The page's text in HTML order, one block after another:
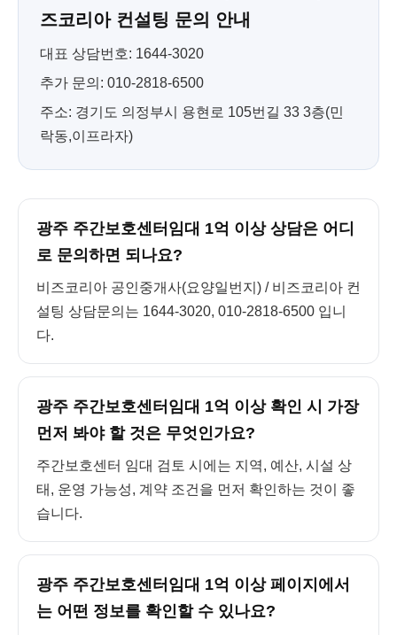
즈코리아 컨설팅 문의 안내
대표 상담번호: 1644-3020
추가 문의: 010-2818-6500
주소: 경기도 의정부시 용현로 105번길 33 3층(민
락동,이프라자)
광주 주간보호센터임대 1억 이상 상담은 어디
로 문의하면 되나요?
비즈코리아 공인중개사(요양일번지) / 비즈코리아 컨
설팅 상담문의는 1644-3020, 010-2818-6500 입니
다.
광주 주간보호센터임대 1억 이상 확인 시 가장
먼저 봐야 할 것은 무엇인가요?
주간보호센터 임대 검토 시에는 지역, 예산, 시설 상
태, 운영 가능성, 계약 조건을 먼저 확인하는 것이 좋
습니다.
광주 주간보호센터임대 1억 이상 페이지에서
는 어떤 정보를 확인할 수 있나요?